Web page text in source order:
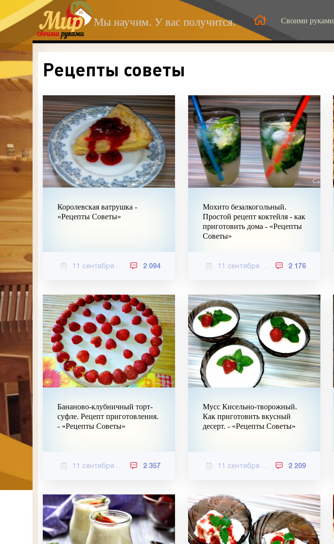
Мы научим. У вас получится. Своими руками
Рецепты советы
Королевская ватрушка -
«Рецепты Советы»
11 сентября 2020 2 094
Мохито безалкогольный.
Простой рецепт коктейля - как
приготовить дома - «Рецепты
Советы»
11 сентября 2020 2 176
Бананово-клубничный торт-
суфле. Рецепт приготовления.
- «Рецепты Советы»
11 сентября 2020 2 357
Мусс Кисельно-творожный.
Как приготовить вкусный
десерт. - «Рецепты Советы»
11 сентября 2020 2 209